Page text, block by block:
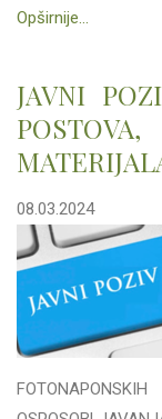
Opširnije...
JAVNI
08.03.2024